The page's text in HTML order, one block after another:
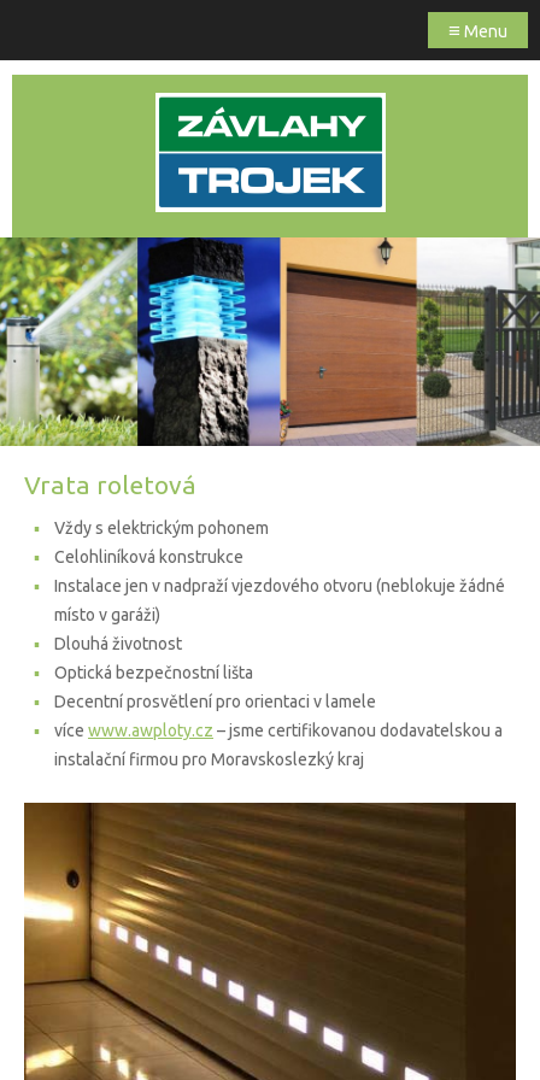
≡ Menu
Vrata roletová
Vždy s elektrickým pohonem
Celohliníková konstrukce
Instalace jen v nadpraží vjezdového otvoru (neblokuje žádné
místo v garáži)
Dlouhá životnost
Optická bezpečnostní lišta
Decentní prosvětlení pro orientaci v lamele
více www.awploty.cz – jsme certifikovanou dodavatelskou a
instalační firmou pro Moravskoslezký kraj